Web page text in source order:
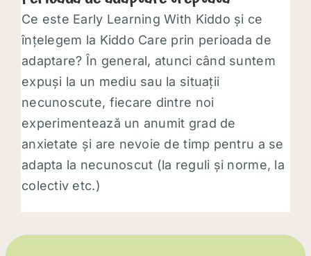
Ce este Early Learning With Kiddo și ce
înțelegem la Kiddo Care prin perioada de
adaptare? În general, atunci când suntem
expuși la un mediu sau la situații
necunoscute, fiecare dintre noi
experimentează un anumit grad de
anxietate și are nevoie de timp pentru a se
adapta la necunoscut (la reguli și norme, la
colectiv etc.)